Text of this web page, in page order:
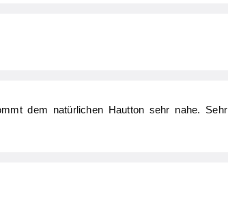
dem natürlichen Hautton sehr nahe. Sehr